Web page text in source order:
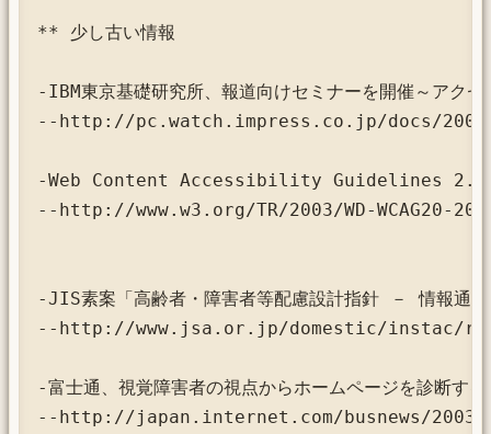
** 少し古い情報
-IBM東京基礎研究所、報道向けセミナーを開催～ア
--http://pc.watch.impress.co.jp/docs/2003/
-Web Content Accessibility Guidelines
--http://www.w3.org/TR/2003/WD-WCAG20-
-JIS素案「高齢者・障害者等配慮設計指針 － 情報
--http://www.jsa.or.jp/domestic/instac/
-富士通、視覚障害者の視点からホームページを診断す
--http://japan.internet.com/busnews/